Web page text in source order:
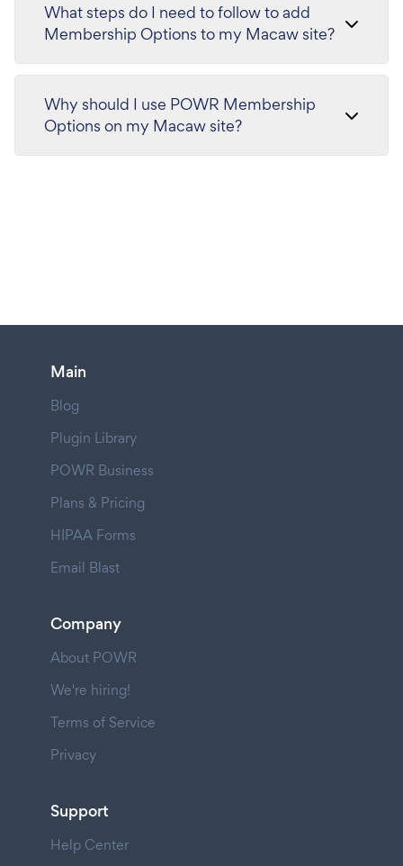
What steps do I need to follow to add
Membership Options to my Macaw site?
Why should I use POWR Membership
Options on my Macaw site?
Main
Blog
Plugin Library
POWR Business
Plans & Pricing
HIPAA Forms
Email Blast
Company
About POWR
We're hiring!
Terms of Service
Privacy
Support
Help Center